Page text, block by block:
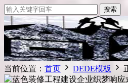
搜索
当前位置： 首页 DEDE模板